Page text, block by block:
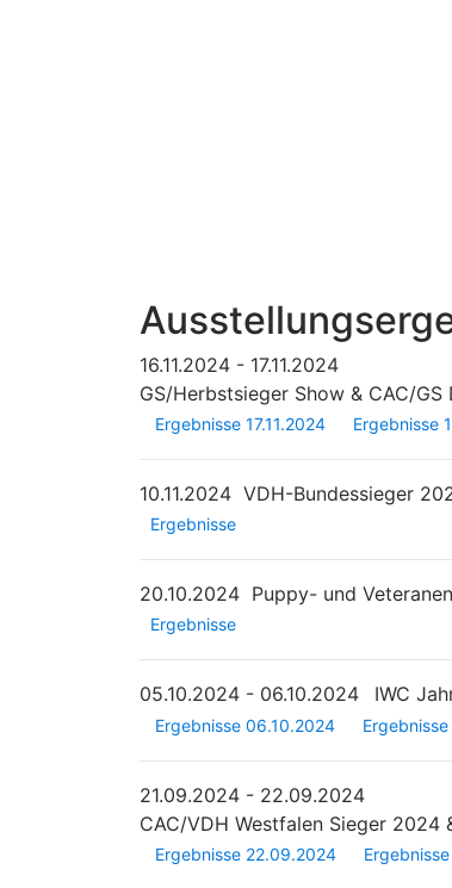
16.11.2024 - 17.11.2024
GS/Herbstsieger Show & CAC/
Ergebnisse 17.11.2024 Ergebnisse
10.11.2024 VDH-Bundessieger
Ergebnisse
20.10.2024 Puppy- und
Ergebnisse
05.10.2024 - 06.10.2024 IWC
Ergebnisse 06.10.2024
21.09.2024 - 22.09.2024
CAC/VDH Westfalen Sieger 2024
Ergebnisse 22.09.2024